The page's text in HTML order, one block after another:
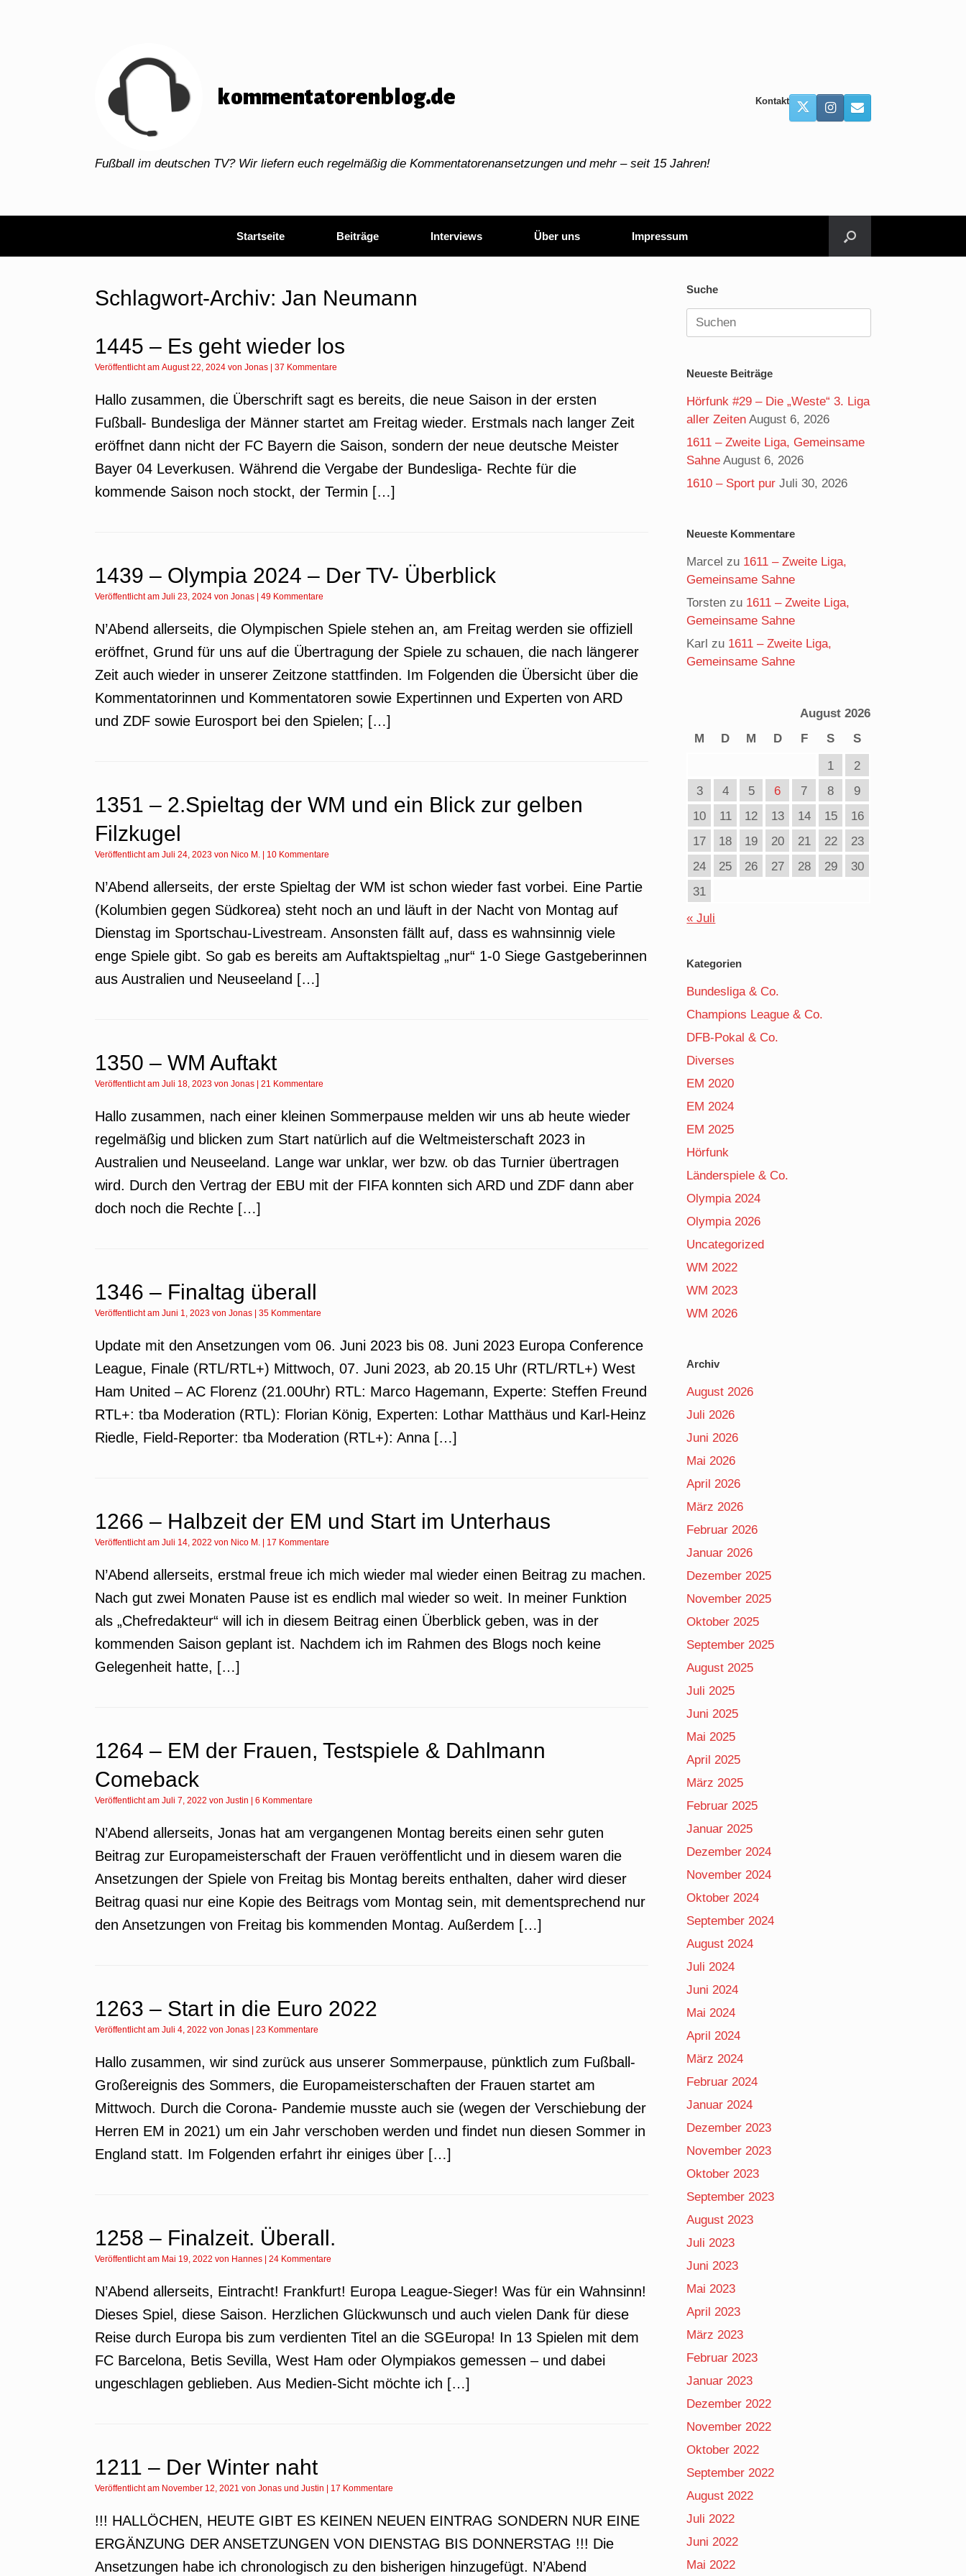
kommentatorenblog.de
Fußball im deutschen TV? Wir liefern euch regelmäßig die Kommentatorenansetzungen und mehr – seit 15 Jahren!
Kontakt
Startseite Beiträge Interviews Über uns Impressum
Schlagwort-Archiv: Jan Neumann
1445 – Es geht wieder los
Veröffentlicht am August 22, 2024 von Jonas 37 Kommentare
Hallo zusammen, die Überschrift sagt es bereits, die neue Saison in der ersten
Fußball- Bundesliga der Männer startet am Freitag wieder. Erstmals nach langer Zeit
eröffnet dann nicht der FC Bayern die Saison, sondern der neue deutsche Meister
Bayer 04 Leverkusen. Während die Vergabe der Bundesliga- Rechte für die
kommende Saison noch stockt, der Termin […]
1439 – Olympia 2024 – Der TV- Überblick
Veröffentlicht am Juli 23, 2024 von Jonas 49 Kommentare
N’Abend allerseits, die Olympischen Spiele stehen an, am Freitag werden sie offiziell
eröffnet, Grund für uns auf die Übertragung der Spiele zu schauen, die nach längerer
Zeit auch wieder in unserer Zeitzone stattfinden. Im Folgenden die Übersicht über die
Kommentatorinnen und Kommentatoren sowie Expertinnen und Experten von ARD
und ZDF sowie Eurosport bei den Spielen; […]
1351 – 2.Spieltag der WM und ein Blick zur gelben
Filzkugel
Veröffentlicht am Juli 24, 2023 von Nico M. 10 Kommentare
N’Abend allerseits, der erste Spieltag der WM ist schon wieder fast vorbei. Eine Partie
(Kolumbien gegen Südkorea) steht noch an und läuft in der Nacht von Montag auf
Dienstag im Sportschau-Livestream. Ansonsten fällt auf, dass es wahnsinnig viele
enge Spiele gibt. So gab es bereits am Auftaktspieltag „nur“ 1-0 Siege Gastgeberinnen
aus Australien und Neuseeland […]
1350 – WM Auftakt
Veröffentlicht am Juli 18, 2023 von Jonas 21 Kommentare
Hallo zusammen, nach einer kleinen Sommerpause melden wir uns ab heute wieder
regelmäßig und blicken zum Start natürlich auf die Weltmeisterschaft 2023 in
Australien und Neuseeland. Lange war unklar, wer bzw. ob das Turnier übertragen
wird. Durch den Vertrag der EBU mit der FIFA konnten sich ARD und ZDF dann aber
doch noch die Rechte […]
1346 – Finaltag überall
Veröffentlicht am Juni 1, 2023 von Jonas 35 Kommentare
Update mit den Ansetzungen vom 06. Juni 2023 bis 08. Juni 2023 Europa Conference
League, Finale (RTL/RTL+) Mittwoch, 07. Juni 2023, ab 20.15 Uhr (RTL/RTL+) West
Ham United – AC Florenz (21.00Uhr) RTL: Marco Hagemann, Experte: Steffen Freund
RTL+: tba Moderation (RTL): Florian König, Experten: Lothar Matthäus und Karl-Heinz
Riedle, Field-Reporter: tba Moderation (RTL+): Anna […]
1266 – Halbzeit der EM und Start im Unterhaus
Veröffentlicht am Juli 14, 2022 von Nico M. 17 Kommentare
N’Abend allerseits, erstmal freue ich mich wieder mal wieder einen Beitrag zu machen.
Nach gut zwei Monaten Pause ist es endlich mal wieder so weit. In meiner Funktion
als „Chefredakteur“ will ich in diesem Beitrag einen Überblick geben, was in der
kommenden Saison geplant ist. Nachdem ich im Rahmen des Blogs noch keine
Gelegenheit hatte, […]
1264 – EM der Frauen, Testspiele & Dahlmann
Comeback
Veröffentlicht am Juli 7, 2022 von Justin 6 Kommentare
N’Abend allerseits, Jonas hat am vergangenen Montag bereits einen sehr guten
Beitrag zur Europameisterschaft der Frauen veröffentlicht und in diesem waren die
Ansetzungen der Spiele von Freitag bis Montag bereits enthalten, daher wird dieser
Beitrag quasi nur eine Kopie des Beitrags vom Montag sein, mit dementsprechend nur
den Ansetzungen von Freitag bis kommenden Montag. Außerdem […]
1263 – Start in die Euro 2022
Veröffentlicht am Juli 4, 2022 von Jonas 23 Kommentare
Hallo zusammen, wir sind zurück aus unserer Sommerpause, pünktlich zum Fußball-
Großereignis des Sommers, die Europameisterschaften der Frauen startet am
Mittwoch. Durch die Corona- Pandemie musste auch sie (wegen der Verschiebung der
Herren EM in 2021) um ein Jahr verschoben werden und findet nun diesen Sommer in
England statt. Im Folgenden erfahrt ihr einiges über […]
1258 – Finalzeit. Überall.
Veröffentlicht am Mai 19, 2022 von Hannes 24 Kommentare
N’Abend allerseits, Eintracht! Frankfurt! Europa League-Sieger! Was für ein Wahnsinn!
Dieses Spiel, diese Saison. Herzlichen Glückwunsch und auch vielen Dank für diese
Reise durch Europa bis zum verdienten Titel an die SGEuropa! In 13 Spielen mit dem
FC Barcelona, Betis Sevilla, West Ham oder Olympiakos gemessen – und dabei
ungeschlagen geblieben. Aus Medien-Sicht möchte ich […]
1211 – Der Winter naht
Veröffentlicht am November 12, 2021 von Jonas und Justin 17 Kommentare
!!! HALLÖCHEN, HEUTE GIBT ES KEINEN NEUEN EINTRAG SONDERN NUR EINE
ERGÄNZUNG DER ANSETZUNGEN VON DIENSTAG BIS DONNERSTAG !!! Die
Ansetzungen habe ich chronologisch zu den bisherigen hinzugefügt. N’Abend
Suche
Suchen
nach:
Neueste Beiträge
Hörfunk #29 – Die „Weste“ 3. Liga
aller Zeiten August 6, 2026
1611 – Zweite Liga, Gemeinsame
Sahne August 6, 2026
1610 – Sport pur Juli 30, 2026
Neueste Kommentare
Marcel zu 1611 – Zweite Liga,
Gemeinsame Sahne
Torsten zu 1611 – Zweite Liga,
Gemeinsame Sahne
Karl zu 1611 – Zweite Liga,
Gemeinsame Sahne
August 2026
M
D M D F S
S
1
2
3
4 5 6 7 8
9
10
11 12 13 14 15
16
17
18 19 20 21 22
23
24
25 26 27 28 29
30
31
« Juli
Kategorien
Bundesliga & Co.
Champions League & Co.
DFB-Pokal & Co.
Diverses
EM 2020
EM 2024
EM 2025
Hörfunk
Länderspiele & Co.
Olympia 2024
Olympia 2026
Uncategorized
WM 2022
WM 2023
WM 2026
Archiv
August 2026
Juli 2026
Juni 2026
Mai 2026
April 2026
März 2026
Februar 2026
Januar 2026
Dezember 2025
November 2025
Oktober 2025
September 2025
August 2025
Juli 2025
Juni 2025
Mai 2025
April 2025
März 2025
Februar 2025
Januar 2025
Dezember 2024
November 2024
Oktober 2024
September 2024
August 2024
Juli 2024
Juni 2024
Mai 2024
April 2024
März 2024
Februar 2024
Januar 2024
Dezember 2023
November 2023
Oktober 2023
September 2023
August 2023
Juli 2023
Juni 2023
Mai 2023
April 2023
März 2023
Februar 2023
Januar 2023
Dezember 2022
November 2022
Oktober 2022
September 2022
August 2022
Juli 2022
Juni 2022
Mai 2022